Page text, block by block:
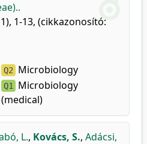
1-13, (cikkazonosító:
Q2 Microbiology
Q1
Microbiology
(medical)
L., Kovács, S., Adácsi,